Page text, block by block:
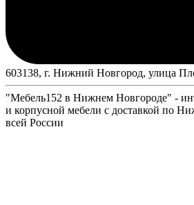
603138, г. Нижний Новгород, улица
"Мебель152 в Нижнем Новгороде" -
и корпусной мебели с доставкой по
всей России